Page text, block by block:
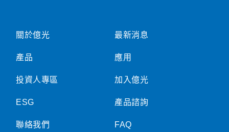
關於億光
產品
投資人專區
ESG
聯絡我們
最新消息
應用
加入億光
產品諮詢
FAQ